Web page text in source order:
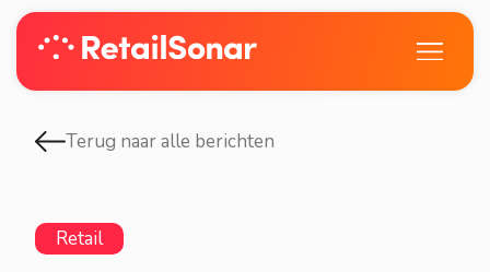
Terug naar alle berichten
Retail